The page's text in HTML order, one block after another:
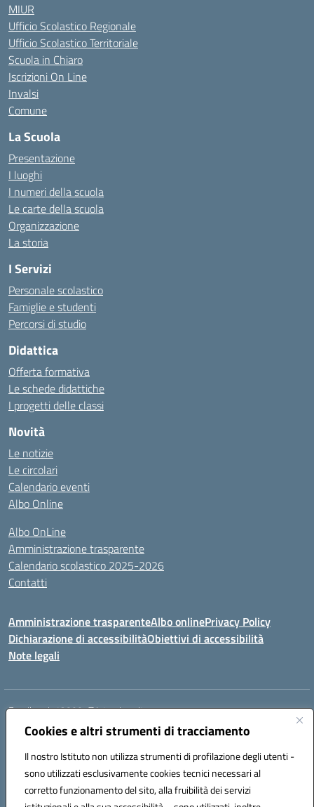
Cookies e altri strumenti di tracciamento
Il nostro Istituto non utilizza strumenti di profilazione degli utenti -
sono utilizzati esclusivamente cookies tecnici necessari al
corretto funzionamento del sito, alla fruibilità dei servizi
MIUR
Ufficio Scolastico Regionale
Ufficio Scolastico Territoriale
Scuola in Chiaro
Iscrizioni On Line
Invalsi
Comune
La Scuola
Presentazione
I luoghi
I numeri della scuola
Le carte della scuola
Organizzazione
La storia
I Servizi
Personale scolastico
Famiglie e studenti
Percorsi di studio
Didattica
Offerta formativa
Le schede didattiche
I progetti delle classi
Novità
Le notizie
Le circolari
Calendario eventi
Albo Online
Albo OnLine
Amministrazione trasparente
Calendario scolastico 2025-2026
Contatti
Amministrazione trasparenteAlbo onlinePrivacy Policy
Dichiarazione di accessibilitàObiettivi di accessibilità
Note legali
Email:rmis12800r@istruzione.it
Via E.Q. Visconti, 13 00193 ROMA (RM)
Telefono: 06121124725 Fax: 063216207
Codice univoco ufficio: UFSRLT
Codice meccanografico: RMIS12800R